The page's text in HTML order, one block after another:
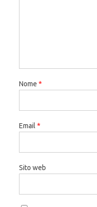
Nome *
Email *
Sito web